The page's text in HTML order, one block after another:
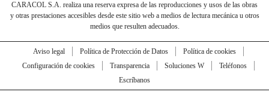
CARACOL S.A. realiza una reserva expresa de las reproducciones y usos de las obras
y otras prestaciones accesibles desde este sitio web a medios de lectura mecánica u otros
medios que resulten adecuados.
Aviso legal Política de Protección de Datos
Política de cookies
Configuración de cookies
Transparencia Soluciones W
Teléfonos
Escríbanos